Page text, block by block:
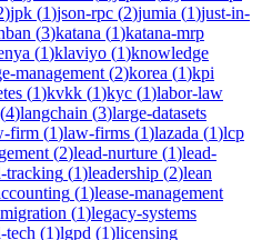
)jpk (1)json-rpc (2)jumia (1)just-in-
(3)katana (1)katana-mrp
(1)klaviyo (1)knowledge
management (2)korea (1)kpi
(1)kvkk (1)kyc (1)labor-law
(4)langchain (3)large-datasets
firm (1)law-firms (1)lazada (1)lcp
(2)lead-nurture (1)lead-
tracking (1)leadership (2)lean
(1)lease-management
(1)legacy-systems
tech (1)lgpd (1)licensing